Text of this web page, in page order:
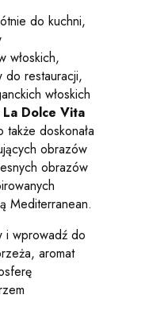
do kuchni,
włoskich,
do restauracji,
włoskich
La Dolce Vita
doskonała
obrazów
obrazów
Mediterranean.
i wprowadź do
aromat